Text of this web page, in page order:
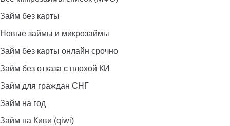
Займ без карты
Новые займы и микрозаймы
Займ без карты онлайн срочно
Займ без отказа с плохой КИ
Займ для граждан СНГ
Займ на год
Займ на Киви (qiwi)